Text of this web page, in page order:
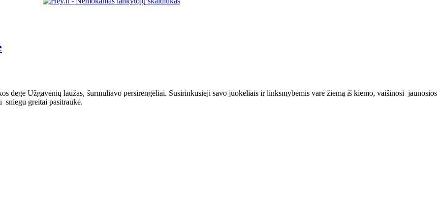
degė Užgavėnių laužas, šurmuliavo persirengėliai. Susirinkusieji savo juokeliais ir linksmybėmis varė žiemą iš kiemo, vaišinosi jaunosios
sniegu greitai pasitraukė.